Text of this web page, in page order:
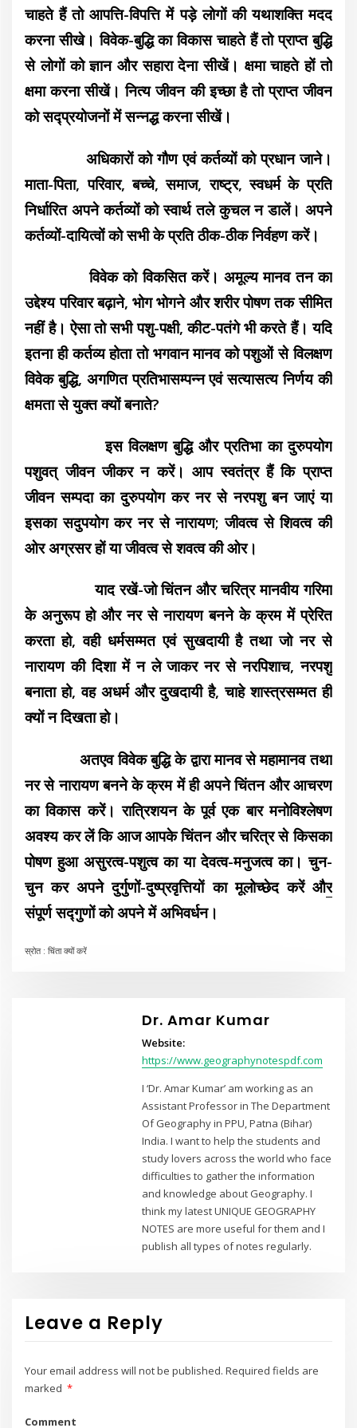
चाहते हैं तोआपत्ति-विपत्ति में पड़े लोगों की यथाशक्ति मदद
करना सीखे। विवेक-बुद्धि का विकास चाहते हैं तो प्राप्त बुद्धि
से लोगों को ज्ञान और सहारा देना सीखें। क्षमा चाहते हों तो
क्षमा करना सीखें। नित्य जीवन की इच्छा है तो प्राप्त जीवन
को सद्प्रयोजनों में सन्नद्ध करना सीखें।
अधिकारों को गौण एवं कर्तव्यों को प्रधान जाने।
माता-पिता, परिवार, बच्चे, समाज, राष्ट्र, स्वधर्म के प्रति
निर्धारित अपने कर्तव्यों को स्वार्थ तले कुचल न डालें। अपने
कर्तव्यों-दायित्वों को सभी के प्रति ठीक-ठीक निर्वहण करें।
विवेक को विकसित करें। अमूल्य मानव तन का
उद्देश्य परिवार बढ़ाने, भोग भोगने और शरीर पोषण तक सीमित
नहीं है। ऐसा तो सभी पशु-पक्षी, कीट-पतंगे भी करते हैं। यदि
इतना ही कर्तव्य होता तो भगवान मानव को पशुओं से विलक्षण
विवेक बुद्धि, अगणित प्रतिभासम्पन्न एवं सत्यासत्य निर्णय की
क्षमता से युक्त क्यों बनाते?
इस विलक्षण बुद्धि और प्रतिभा का दुरुपयोग
पशुवत् जीवन जीकर न करें। आप स्वतंत्र हैं कि प्राप्त
जीवन सम्पदा का दुरुपयोग कर नर से नरपशु बन जाएं या
इसका सदुपयोग कर नर से नारायण; जीवत्व से शिवत्व की
ओर अग्रसर हों या जीवत्व से शवत्व की ओर।
याद रखें-जो चिंतन और चरित्र मानवीय गरिमा
के अनुरूप हो और नर से नारायण बनने के क्रम में प्रेरित
करता हो, वही धर्मसम्मत एवं सुखदायी है तथा जो नर से
नारायण की दिशा में न ले जाकर नर से नरपिशाच, नरपशु
बनाता हो, वह अधर्म और दुखदायी है, चाहे शास्त्रसम्मत ही
क्यों न दिखता हो।
अतएव विवेक बुद्धि के द्वारा मानव से महामानव तथा
नर से नारायण बनने के क्रम में ही अपने चिंतन और आचरण
का विकास करें। रात्रिशयन के पूर्व एक बार मनोविश्लेषण
अवश्यकर लें कि आज आपके चिंतन और चरित्र से किसका
पोषण हुआ असुरत्व-पशुत्व का या देवत्व-मनुजत्व का। चुन-
चुन कर अपने दुर्गुणों-दुष्प्रवृत्तियों का मूलोच्छेद करें और
संपूर्ण सद्गुणों को अपने में अभिवर्धन।
स्रोत : चिंता क्यों करें
Dr. Amar Kumar
Website:
https://www.geographynotespdf.com
I ‘Dr. Amar Kumar’ am working as an
Assistant Professor in The Department
Of Geography in PPU, Patna (Bihar)
India. I want to help the students and
study lovers across the world who face
difficulties to gather the information
and knowledge about Geography. I
think my latest UNIQUE GEOGRAPHY
NOTES are more useful for them and I
publish all types of notes regularly.
Leave a Reply
Your email address will not be published. Required fields are
marked *
Comment